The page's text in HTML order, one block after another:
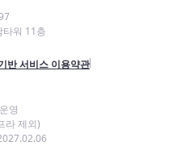
워 11층
반 서비스 이용약관
영
라 제외)